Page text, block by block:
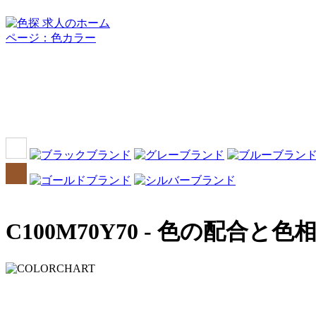
C100M70Y70 - 色の配合と色